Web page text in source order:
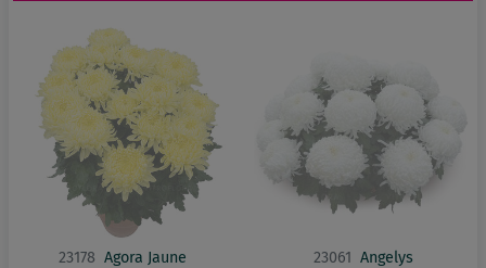
23178 Agora Jaune 23061 Angelys